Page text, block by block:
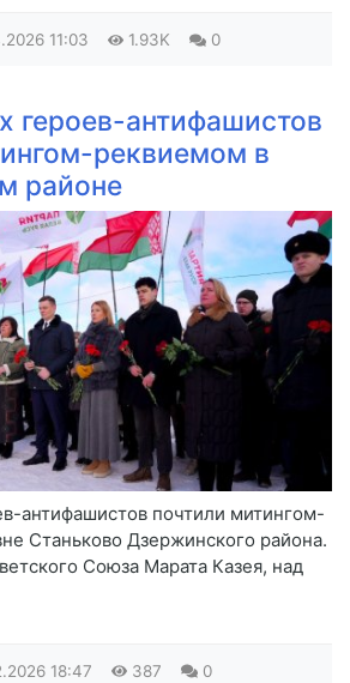
11:03 1.93K 0
героев-антифашистов
реквиемом в
районе
антифашистов почтили митингом-
Станьково Дзержинского района.
Союза Марата Казея, над
18:47 387 0